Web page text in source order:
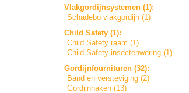
Vlakgordijnsystemen (1):
Schadebo vlakgordijn (1)
Child Safety (1):
Child Safety raam (1)
Child Safety insectenwering (1)
Gordijnfournituren (32):
Band en versteviging (2)
Gordijnhaken (13)